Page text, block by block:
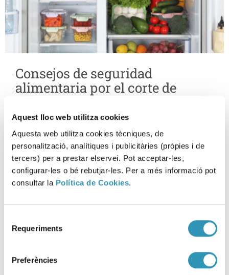
Aquest lloc web utilitza cookies
Aquesta web utilitza cookies tècniques, de
personalització, analítiques i publicitàries (pròpies i de
tercers) per a prestar elservei. Pot acceptar-les,
configurar-les o bé rebutjar-les. Per a més informació pot
consultar la Política de Cookies.
Requeriments
Preferències
Consejos de seguridad
alimentaria por el corte de
29-04-2025